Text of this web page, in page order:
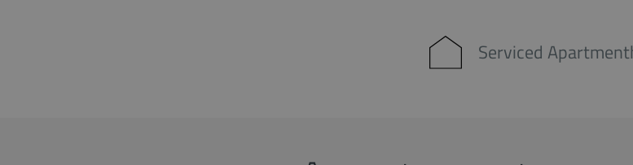
Serviced